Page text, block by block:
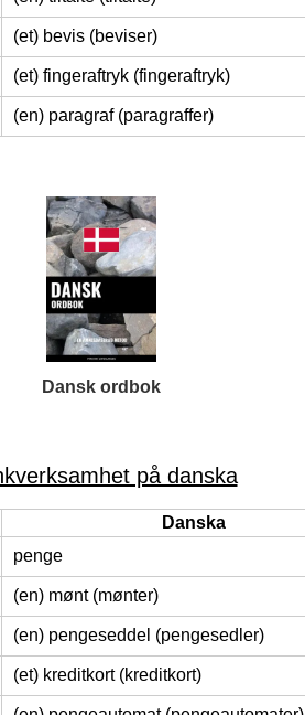
(et) bevis (beviser)
(et) fingeraftryk (fingeraftryk)
(en) paragraf (paragraffer)
Dansk ordbok
på danska
Danska
penge
(en) mønt (mønter)
(en) pengeseddel (pengesedler)
(et) kreditkort (kreditkort)